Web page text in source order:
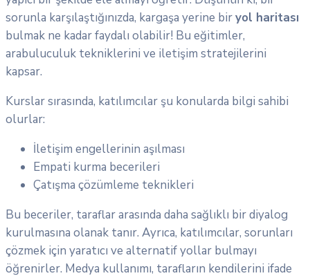
sorunla karşılaştığınızda, kargaşa yerine biryol haritası
bulmak ne kadar faydalı olabilir! Bu eğitimler,
arabuluculuk tekniklerini ve iletişim stratejilerini
kapsar.
Kurslar sırasında, katılımcılar şu konularda bilgi sahibi
olurlar:
İletişim engellerinin aşılması
Empati kurma becerileri
Çatışma çözümleme teknikleri
Bu beceriler, taraflar arasında daha sağlıklı bir diyalog
kurulmasına olanak tanır. Ayrıca, katılımcılar, sorunları
çözmek için yaratıcı ve alternatif yollar bulmayı
öğrenirler. Medya kullanımı, tarafların kendilerini ifade